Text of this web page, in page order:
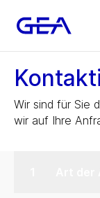
Wir sind für Sie
wir auf Ihre